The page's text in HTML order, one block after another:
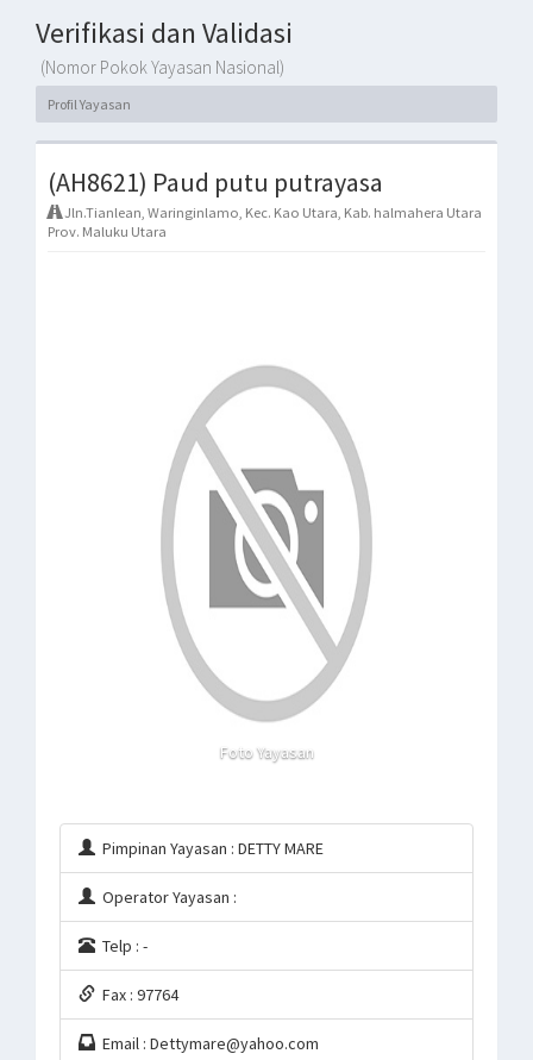
Verifikasi dan Validasi
(Nomor Pokok Yayasan Nasional)
Profil Yayasan
(AH8621) Paud putu putrayasa
Jln.Tianlean, Waringinlamo, Kec. Kao Utara, Kab. halmahera Utara
Prov. Maluku Utara
Foto Yayasan
Pimpinan Yayasan : DETTY MARE
Operator Yayasan :
Telp : -
Fax : 97764
Email : Dettymare@yahoo.com